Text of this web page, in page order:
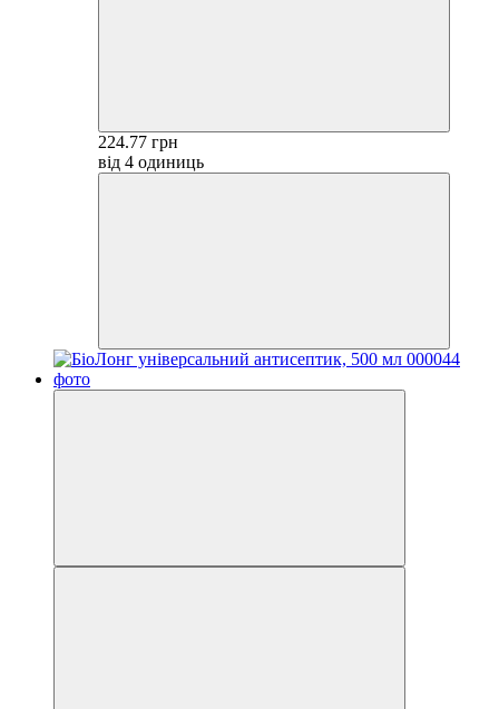
224.77 грн
від 4 одиниць